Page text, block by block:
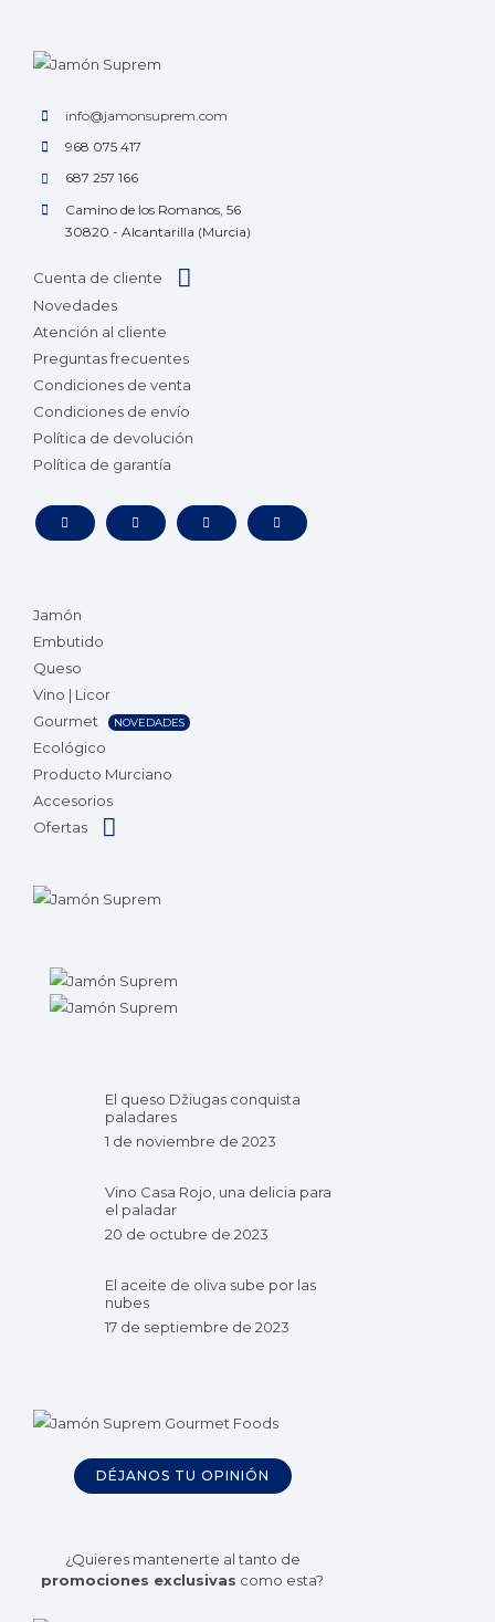
info@jamonsuprem.com
968 075 417
687 257 166
Camino de los Romanos, 56
30820 - Alcantarilla (Murcia)
Cuenta de cliente
Novedades
Atención al cliente
Preguntas frecuentes
Condiciones de venta
Condiciones de envío
Política de devolución
Política de garantía
Jamón
Embutido
Queso
Vino | Licor
Gourmet
NOVEDADES
Ecológico
Producto Murciano
Accesorios
Ofertas
El queso Džiugas conquista
paladares
1 de noviembre de 2023
Vino Casa Rojo, una delicia para
el paladar
20 de octubre de 2023
El aceite de oliva sube por las
nubes
17 de septiembre de 2023
DÉJANOS TU OPINIÓN
¿Quieres mantenerte al tanto de
promociones exclusivas como esta?